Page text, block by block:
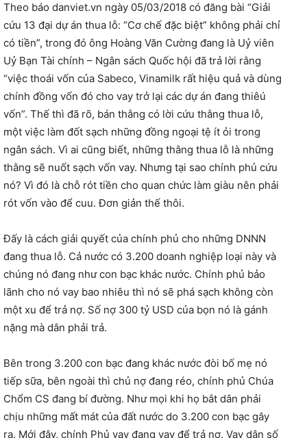
Theo báo danviet.vn ngày 05/03/2018 có đăng bài “Giải
cứu 13 đại dự án thua lỗ: “Cơ chế đặc biệt” không phải chỉ
có tiền”, trong đó ông Hoàng Văn Cường đang là Uỷ viên
Uỷ Bạn Tài chính – Ngân sách Quốc hội đã trả lời rằng
“việc thoái vốn của Sabeco, Vinamilk rất hiệu quả và dùng
chính đồng vốn đó cho vay trở lại các dự án đang thiêú
vốn”. Thế thì đã rõ, bán thằng có lời cứu thằng thua lỗ,
một việc làm đốt sạch những đồng ngoại tệ ít ỏi trong
ngân sách. Vì ai cũng biết, những thằng thua lỗ là những
thằng sẽ nuốt sạch vốn vay. Nhưng tại sao chính phủ cứu
nó? Vì đó là chỗ rót tiền cho quan chức làm giàu nên phải
rót vốn vào để cuu. Đơn giản thế thôi.
Đấy là cách giải quyết của chính phủ cho những DNNN
đang thua lỗ. Cả nước có 3.200 doanh nghiệp loại này và
chúng nó đang như con bạc khác nước. Chính phủ bảo
lãnh cho nó vay bao nhiêu thì nó sẽ phá sạch không còn
một xu để trả nợ. Số nợ 300 tỷ USD của bọn nó là gánh
nặng mà dân phải trả.
Bên trong 3.200 con bạc đang khác nước đòi bố mẹ nó
tiếp sữa, bên ngoài thì chủ nợ đang réo, chính phủ Chúa
Chổm CS đang bí đường. Như mọi khi họ bắt dân phải
chịu những mất mát của đất nước do 3.200 con bạc gây
ra. Mới đây, chính Phủ vay đang vay để trả nợ. Vay dân số